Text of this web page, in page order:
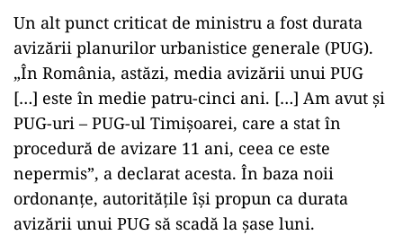
Un alt punct criticat de ministru a fost durata
avizării planurilorurbanistice generale (PUG).
„În România, astăzi, media avizării unui PUG
[…] este în medie patru-cinci ani. […] Am avut şi
PUG-uri – PUG-ul Timişoarei, care a stat în
procedură de avizare 11 ani, ceea ce este
nepermis”, a declarat acesta. În baza noii
ordonanțe, autoritățile își propun ca durata
avizării unui PUG să scadă la șase luni.